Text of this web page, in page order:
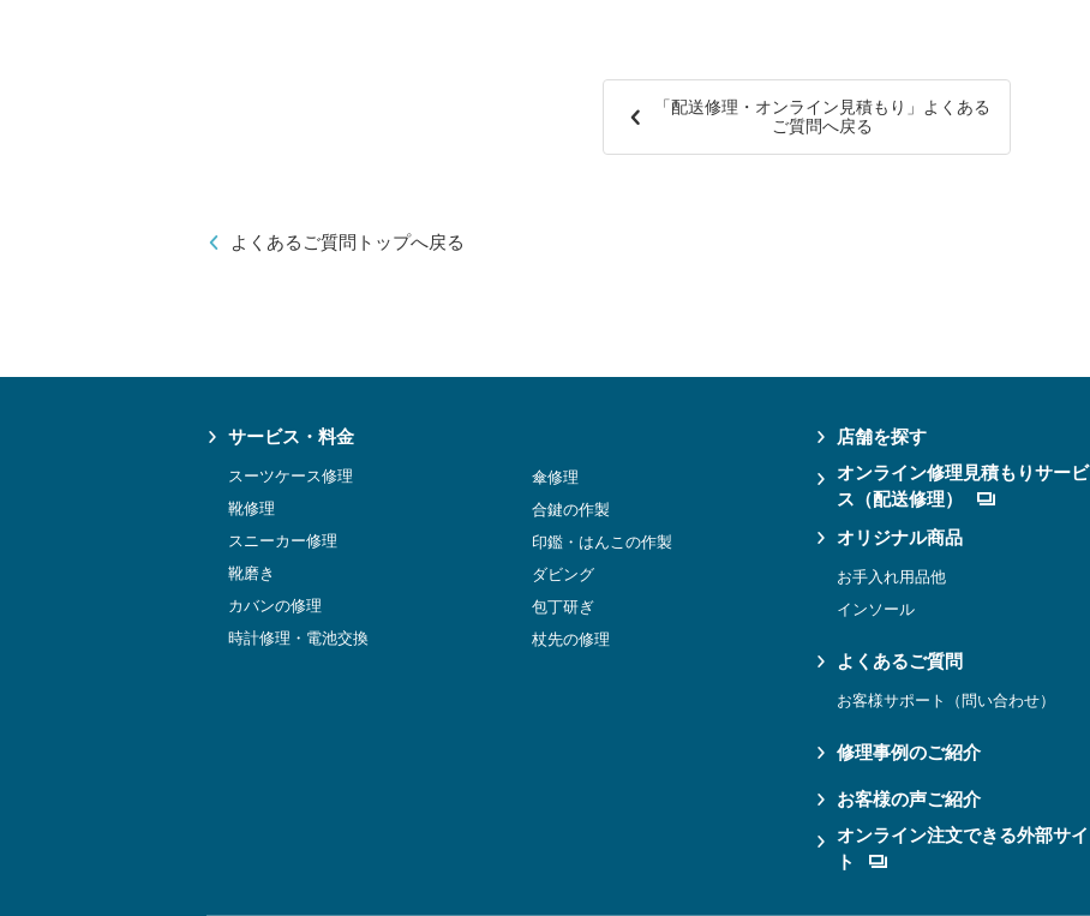
「配送修理・オンライン見積もり」よくある
ご質問へ戻る
よくあるご質問トップへ戻る
サービス・料金
スーツケース修理
靴修理
スニーカー修理
靴磨き
カバンの修理
時計修理・電池交換
傘修理
合鍵の作製
印鑑・はんこの作製
ダビング
包丁研ぎ
杖先の修理
店舗を探す
オンライン修理見積もりサービ
ス（配送修理）
オリジナル商品
お手入れ用品他
インソール
よくあるご質問
お客様サポート（問い合わせ）
修理事例のご紹介
お客様の声ご紹介
オンライン注文できる外部サイ
ト